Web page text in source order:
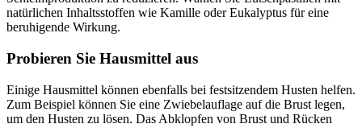
natürlichen Inhaltsstoffen wie Kamille oder Eukalyptus für eine
beruhigende Wirkung.
Probieren Sie Hausmittel aus
Einige Hausmittel können ebenfalls bei festsitzendem Husten helfen.
Zum Beispiel können Sie eine Zwiebelauflage auf die Brust legen,
um den Husten zu lösen. Das Abklopfen von Brust und Rücken